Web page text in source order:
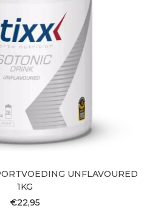
UNFLAVOURED
1KG
€22,95